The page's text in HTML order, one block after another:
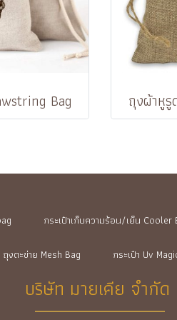
Bag ถุงผ้าหู
กระเป๋าเก็บความร้อน/เย็น Cooler
ถุงตะข่าย Mesh Bag กระเป๋า Uv
บริษัท มายเคีย จำกัด